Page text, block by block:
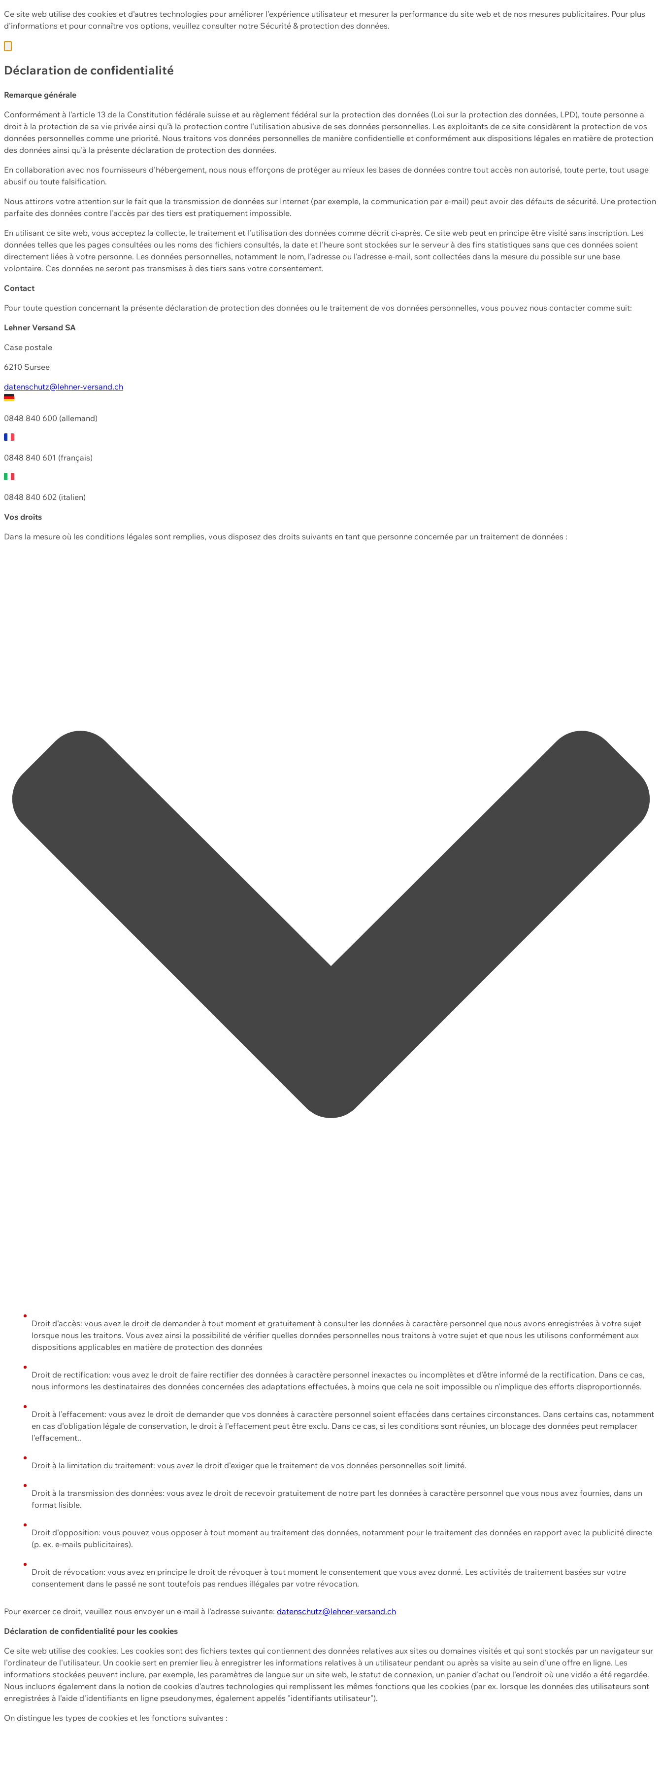
Ce site web utilise des cookies et d'autres technologies pour améliorer l'expérience utilisateur et mesurer la performance du site web et de nos mesures publicitaires. Pour plus
d'informations et pour connaître vos options, veuillez consulter notre Sécurité & protection des données.
Déclaration de confidentialité
Remarque générale
Conformément à l'article 13 de la Constitution fédérale suisse et au règlement fédéral sur la protection des données (Loi sur la protection des données, LPD), toute personne a
droit à la protection de sa vie privée ainsi qu'à la protection contre l'utilisation abusive de ses données personnelles. Les exploitants de ce site considèrent la protection de vos
données personnelles comme une priorité. Nous traitons vos données personnelles de manière confidentielle et conformément aux dispositions légales en matière de protection
des données ainsi qu'à la présente déclaration de protection des données.
En collaboration avec nos fournisseurs d'hébergement, nous nous efforçons de protéger au mieux les bases de données contre tout accès non autorisé, toute perte, tout usage
abusif ou toute falsification.
Nous attirons votre attention sur le fait que la transmission de données sur Internet (par exemple, la communication par e-mail) peut avoir des défauts de sécurité. Une protection
parfaite des données contre l'accès par des tiers est pratiquement impossible.
En utilisant ce site web, vous acceptez la collecte, le traitement et l'utilisation des données comme décrit ci-après. Ce site web peut en principe être visité sans inscription. Les
données telles que les pages consultées ou les noms des fichiers consultés, la date et l'heure sont stockées sur le serveur à des fins statistiques sans que ces données soient
directement liées à votre personne. Les données personnelles, notamment le nom, l'adresse ou l'adresse e-mail, sont collectées dans la mesure du possible sur une base
volontaire. Ces données ne seront pas transmises à des tiers sans votre consentement.
Contact
Pour toute question concernant la présente déclaration de protection des données ou le traitement de vos données personnelles, vous pouvez nous contacter comme suit:
Lehner Versand SA
Case postale
6210 Sursee
datenschutz@lehner-versand.ch
0848 840 600 (allemand)
0848 840 601 (français)
0848 840 602 (italien)
Vos droits
Dans la mesure où les conditions légales sont remplies, vous disposez des droits suivants en tant que personne concernée par un traitement de données :
Droit d'accès: vous avez le droit de demander à tout moment et gratuitement à consulter les données à caractère personnel que nous avons enregistrées à votre sujet
lorsque nous les traitons. Vous avez ainsi la possibilité de vérifier quelles données personnelles nous traitons à votre sujet et que nous les utilisons conformément aux
dispositions applicables en matière de protection des données
Droit de rectification: vous avez le droit de faire rectifier des données à caractère personnel inexactes ou incomplètes et d'être informé de la rectification. Dans ce cas,
nous informons les destinataires des données concernées des adaptations effectuées, à moins que cela ne soit impossible ou n'implique des efforts disproportionnés.
Droit à l'effacement: vous avez le droit de demander que vos données à caractère personnel soient effacées dans certaines circonstances. Dans certains cas, notamment
en cas d'obligation légale de conservation, le droit à l'effacement peut être exclu. Dans ce cas, si les conditions sont réunies, un blocage des données peut remplacer
l'effacement..
Droit à la limitation du traitement: vous avez le droit d'exiger que le traitement de vos données personnelles soit limité.
Droit à la transmission des données: vous avez le droit de recevoir gratuitement de notre part les données à caractère personnel que vous nous avez fournies, dans un
format lisible.
Droit d'opposition: vous pouvez vous opposer à tout moment au traitement des données, notamment pour le traitement des données en rapport avec la publicité directe
(p. ex. e-mails publicitaires).
Droit de révocation: vous avez en principe le droit de révoquer à tout moment le consentement que vous avez donné. Les activités de traitement basées sur votre
consentement dans le passé ne sont toutefois pas rendues illégales par votre révocation.
Pour exercer ce droit, veuillez nous envoyer un e-mail à l'adresse suivante: datenschutz@lehner-versand.ch
Déclaration de confidentialité pour les cookies
Ce site web utilise des cookies. Les cookies sont des fichiers textes qui contiennent des données relatives aux sites ou domaines visités et qui sont stockés par un navigateur sur
l'ordinateur de l'utilisateur. Un cookie sert en premier lieu à enregistrer les informations relatives à un utilisateur pendant ou après sa visite au sein d'une offre en ligne. Les
informations stockées peuvent inclure, par exemple, les paramètres de langue sur un site web, le statut de connexion, un panier d'achat ou l'endroit où une vidéo a été regardée.
Nous incluons également dans la notion de cookies d'autres technologies qui remplissent les mêmes fonctions que les cookies (par ex. lorsque les données des utilisateurs sont
enregistrées à l'aide d'identifiants en ligne pseudonymes, également appelés "identifiants utilisateur").
On distingue les types de cookies et les fonctions suivantes :